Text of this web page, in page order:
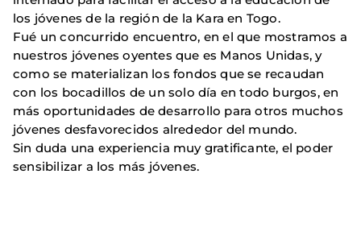
los jóvenes de la región de la Kara en Togo.
Fué un concurrido encuentro, en el que mostramos a
nuestros jóvenes oyentes que es Manos Unidas, y
como se materializan los fondos que se recaudan
con los bocadillos de un solo día en todo burgos, en
más oportunidades de desarrollo para otros muchos
jóvenes desfavorecidos alrededor del mundo.
Sin duda una experiencia muy gratificante, el poder
sensibilizar a los más jóvenes.